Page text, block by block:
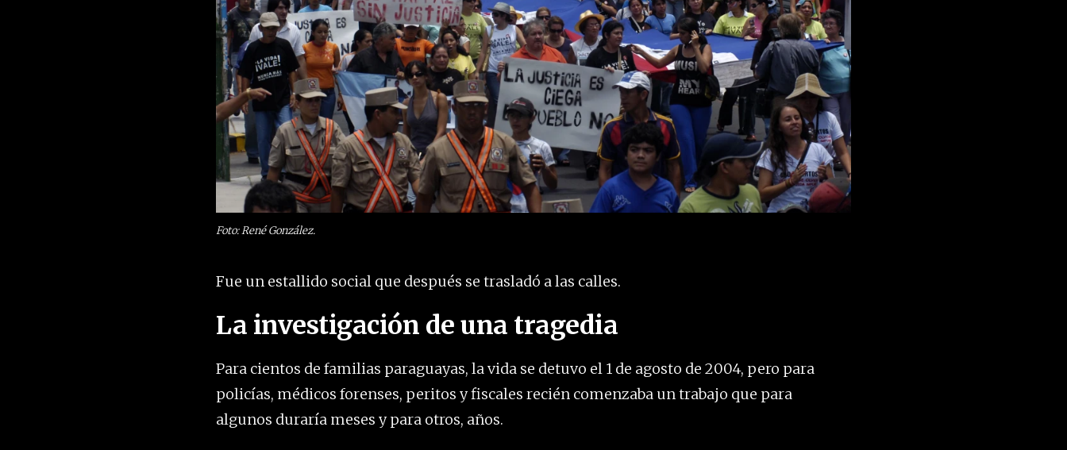
Foto: René González.
Fue un estallido social que después se trasladó a las calles.
La investigación de una tragedia
Para cientos de familias paraguayas, la vida se detuvo el 1 de agosto de 2004, pero para
policías, médicos forenses, peritos y fiscales recién comenzaba un trabajo que para
algunos duraría meses y para otros, años.